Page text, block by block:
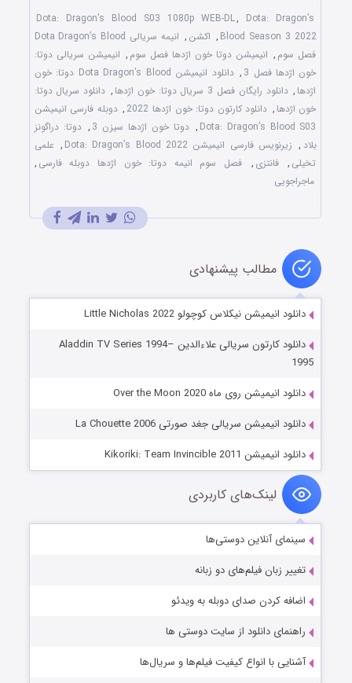
Dota: Dragon’s Blood S03 1080p WEB-DL, Dota: Dragon’s
Blood Season 3 2022
, اکشن ,
انیمه سریالی Dota Dragon’s Blood
فصل سوم , انیمیشن دوتا خون اژدها فصل سوم , انیمیشن سریالی دوتا:
خون اژدها فصل 3
,
دانلود انیمیشن Dota Dragon’s Blood دوتا: خون
اژدها , دانلود رایگان فصل 3 سریال دوتا: خون اژدها , دانلود سریال دوتا:
خون اژدها , دانلود کارتون دوتا: خون اژدها 2022 , دوبله فارسی انیمیشن
Dota: Dragon’s Blood S03
, دوتا خون اژدها سیزن 3 , دوتا: دراگونز
بلاد , زیرنویس فارسی انیمیشن Dota: Dragon’s Blood 2022 , علمی
تخیلی , فانتزی , فصل سوم انیمه دوتا: خون اژدها دوبله فارسی ,
ماجراجویی
مطالب پیشنهادی
دانلود انیمیشن نیکلاس کوچولو Little Nicholas 2022
دانلود کارتون سریالی علاءالدین Aladdin TV Series 1994–
1995
دانلود انیمیشن روی ماه Over the Moon 2020
دانلود انیمیشن سریالی جغد صورتی La Chouette 2006
دانلود انیمیشن Kikoriki: Team Invincible 2011
لینک‌های کاربردی
سینمای آنلاین دوستی‌ها
تغییر زبان فیلم‌های دو زبانه
اضافه کردن صدای دوبله به ویدئو
راهنمای دانلود از سایت دوستی ها
آشنایی با انواع کیفیت فیلم‌ها و سریال‌ها